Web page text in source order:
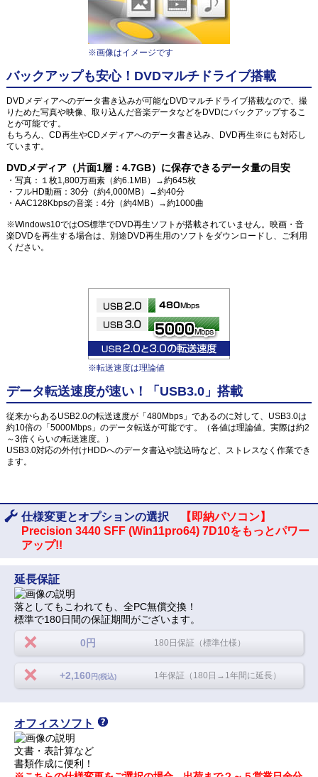
※画像はイメージです
バックアップも安心！DVDマルチドライブ搭載
DVDメディアへのデータ書き込みが可能なDVDマルチドライブ搭載なので、撮
りためた写真や映像、取り込んだ音楽データなどをDVDにバックアップするこ
とが可能です。
もちろん、CD再生やCDメディアへのデータ書き込み、DVD再生※にも対応し
ています。
DVDメディア（片面1層：4.7GB）に保存できるデータ量の目安
・写真：１枚1,800万画素（約6.1MB）→約645枚
・フルHD動画：30分（約4,000MB）→約40分
・AAC128Kbpsの音楽：4分（約4MB）→約1000曲
※Windows10ではOS標準でDVD再生ソフトが搭載されていません。映画・音
楽DVDを再生する場合は、別途DVD再生用のソフトをダウンロードし、ご利用
ください。
※転送速度は理論値
データ転送速度が速い！「USB3.0」搭載
従来からあるUSB2.0の転送速度が「480Mbps」であるのに対して、USB3.0は
約10倍の「5000Mbps」のデータ転送が可能です。（各値は理論値。実際は約2
～3倍くらいの転送速度。）
USB3.0対応の外付けHDDへのデータ書込や読込時など、ストレスなく作業でき
ます。
仕様変更とオプションの選択
【即納パソコン】
Precision 3440 SFF (Win11pro64) 7D10をもっとパワー
アップ!!
延長保証
落としてもこわれても、全PC無償交換！
標準で180日間の保証期間がございます。
0円 180日保証（標準仕様）
+2,160 円(税込) 1年保証（180日→1年間に延長）
オフィスソフト
文書・表計算など
書類作成に便利！